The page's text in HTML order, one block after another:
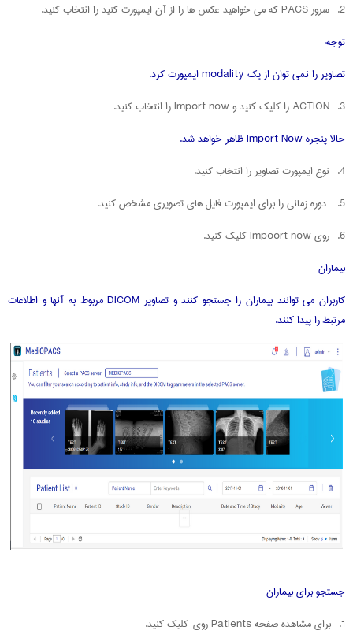
2. سرور PACS که می خواهید عکس ها را از آن ایمپورت کنید را انتخاب کنید.
توجه:
تصاویر را نمی توان از یک modality ایمپورت کرد.
3. ACTION را کلیک کنید و Import now را انتخاب کنید.
حالا پنجره Import Now ظاهر خواهد شد.
4. نوع ایمپورت تصاویر را انتخاب کنید.
5. دوره زمانی را برای ایمپورت فایل های تصویری مشخص کنید.
6. روی Impoort now کلیک کنید.
بیماران
کاربران می توانند بیماران را جستجو کنند و تصاویر DICOM مربوط به آنها و اطلاعات
مرتبط را پیدا کنند.
جستجو برای بیماران
1. برای مشاهده صفحه Patients روی کلیک کنید.